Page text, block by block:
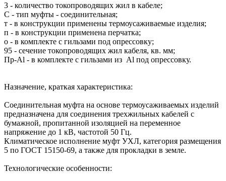
3 - количество токопроводящих жил в кабеле;
С - тип муфты - соединительная;
т - в конструкции применены термоусаживаемые изделия;
п - в конструкции применена перчатка;
о - в комплекте с гильзами под опрессовку;
95 - сечение токопроводящих жил кабеля, кв. мм;
Пр-Al - в комплекте с гильзами из Al под опрессовку.
Назначение, краткая характеристика:
Соединительная муфта на основе термоусаживаемых изделий
предназначена для соединения трехжильных кабелей с
бумажной, пропитанной изоляцией на переменное
напряжение до 1 кВ, частотой 50 Гц.
Климатическое исполнение муфт УХЛ, категория размещения
5 по ГОСТ 15150-69, а также для прокладки в земле.
Технологические особенности: